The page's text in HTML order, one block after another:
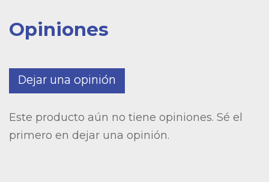
Opiniones
Dejar una opinión
Este producto aún no tiene opiniones. Sé el
primero en dejar una opinión.